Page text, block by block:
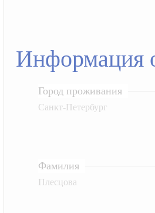
Информация
Город проживания
Санкт-Петербург
Фамилия
Плесцова